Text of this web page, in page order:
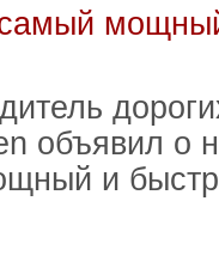
объявил о
и